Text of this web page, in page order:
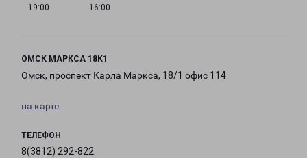
19:00
16:00
ОМСК МАРКСА 18К1
Омск, проспект Карла Маркса, 18/1 офис 114
на карте
ТЕЛЕФОН
8(3812) 292-822